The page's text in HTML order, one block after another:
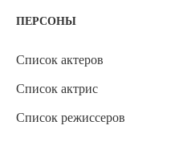
ПЕРСОНЫ
Список актеров
Список актрис
Список режиссеров